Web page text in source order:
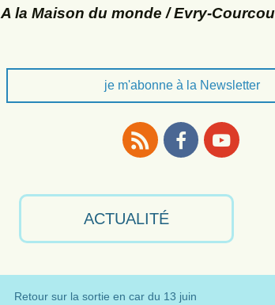
A la Maison du monde / Evry-
je m'abonne à la Newsletter
ACTUALITÉ
Retour sur la sortie en car du 13 juin